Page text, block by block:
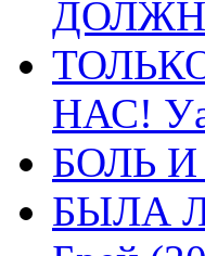
НАС!
БОЛЬ И
БЫЛА